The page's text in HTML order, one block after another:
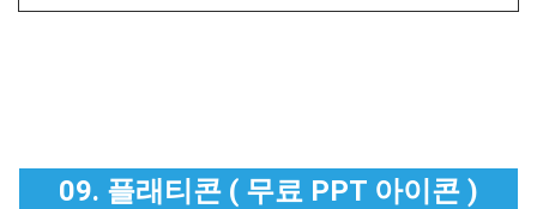
09. 플래티콘 ( 무료 PPT 아이콘 )